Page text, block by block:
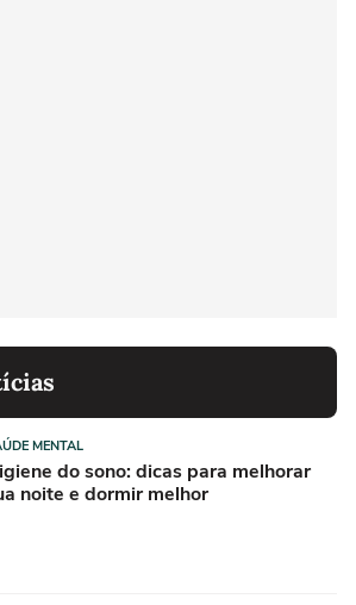
MENTAL
do sono: dicas para melhorar
noite e dormir melhor